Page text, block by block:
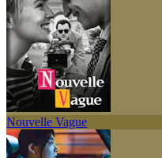
Nouvelle Vague